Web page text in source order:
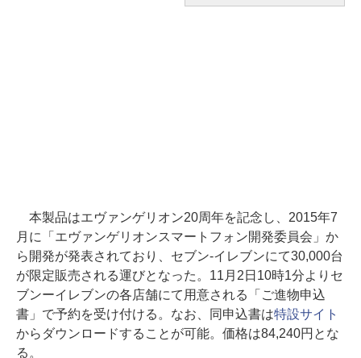
本製品はエヴァンゲリオン20周年を記念し、2015年7
月に「エヴァンゲリオンスマートフォン開発委員会」か
ら開発が発表されており、セブン‐イレブンにて30,000台
が限定販売される運びとなった。11月2日10時1分よりセ
ブンーイレブンの各店舗にて用意される「ご進物申込
書」で予約を受け付ける。なお、同申込書は特設サイト
からダウンロードすることが可能。価格は84,240円とな
る。